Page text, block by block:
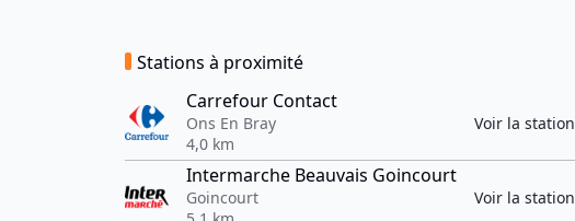
Stations à proximité
Carrefour Contact
Ons En Bray
4,0 km
Voir la station
Intermarche Beauvais Goincourt
Goincourt
Voir la station